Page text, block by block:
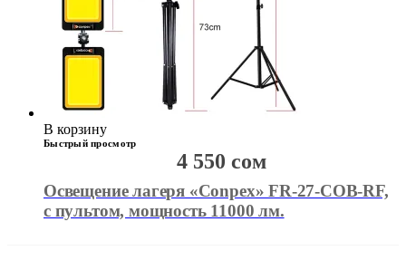
В корзину
Быстрый просмотр
Освещение лагеря «Conpex» FR-27-COB-RF,
с пультом, мощность 11000 лм.
4 550 сом